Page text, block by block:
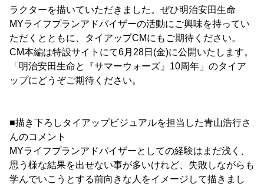
ラクターを描いていただきました。ぜひ明治安田生命
MYライフプランアドバイザーの活動にご興味を持ってい
ただくとともに、タイアップCMにもご期待ください。
CM本編は特設サイトにて6月28日(金)に公開いたします。
「明治安田生命と『サマーウォーズ』10周年」のタイア
ップにどうぞご期待ください。
■描き下ろしタイアップビジュアルを担当した青山浩行さ
んのコメント
MYライフプランアドバイザーとしての経験はまだ浅く、
思う様な結果を出せない事が多いけれど、失敗しながらも
学んでいこうとする前向きな人をイメージして描きまし